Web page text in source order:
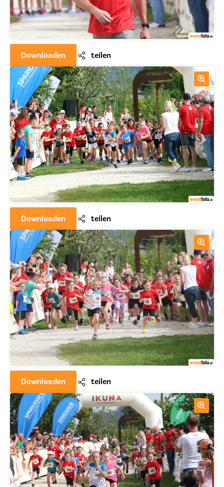
Downloaden teilen
Downloaden teilen
Downloaden teilen